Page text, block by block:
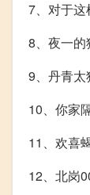
7、对于这
8、夜一的
9、丹青太
10、你家
11、欢喜
12、北岗